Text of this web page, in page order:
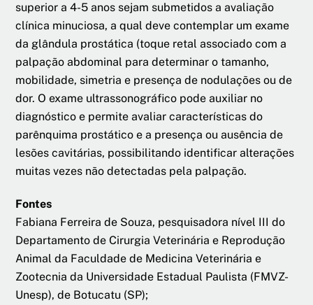
superior a 4-5 anos sejam submetidos a avaliação
clínica minuciosa, a qual deve contemplar um exame
da glândula prostática (toque retal associado com a
palpação abdominal para determinar o tamanho,
mobilidade, simetria e presença de nodulações ou de
dor. O exame ultrassonográfico pode auxiliar no
diagnóstico e permite avaliar características do
parênquima prostático e a presença ou ausência de
lesões cavitárias, possibilitando identificar alterações
muitas vezes não detectadas pela palpação.
Fontes
Fabiana Ferreira de Souza, pesquisadora nível III do
Departamento de Cirurgia Veterinária e Reprodução
Animal da Faculdade de Medicina Veterinária e
Zootecnia da Universidade Estadual Paulista (FMVZ-
Unesp), de Botucatu (SP);